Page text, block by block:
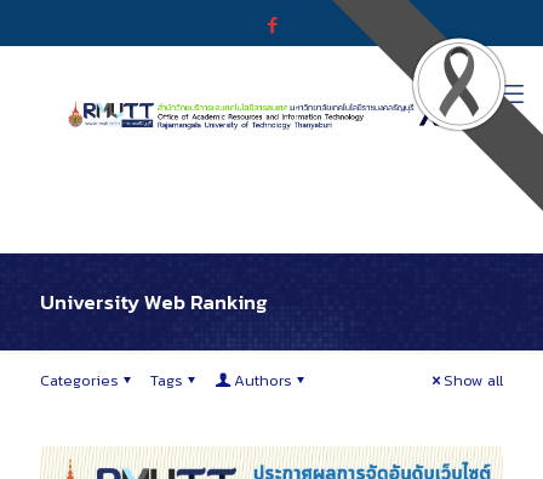
University Web Ranking
Categories Tags Authors Show all